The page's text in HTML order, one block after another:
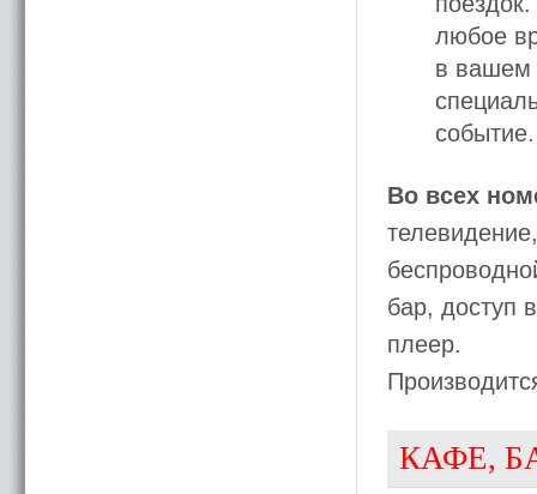
любое
в вашем
событие.
Во всех
бар, доступ
плеер.
КАФЕ,